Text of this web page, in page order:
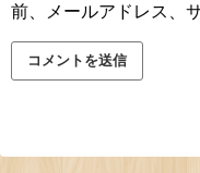
前、メールアドレス、